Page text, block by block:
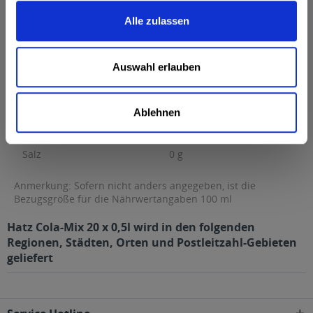
Alle zulassen
Auswahl erlauben
Ablehnen
40 kcal / 169 kJ
Fett
0 g
davon gesättigte Fettsäuren
0 g
Kohlenhydrate
9,8 g
9,8 g
Eiweiß
0 g
Salz
0 g
Anmerkung: Sofern nicht anders angegeben, ist die
Bezugsgröße für die Nährwertangaben 100 ml
Hatz Cola-Mix 20 x 0,5l wird in den folgenden
Regionen, Städten, Orten und Postleitzahl-Gebieten
geliefert